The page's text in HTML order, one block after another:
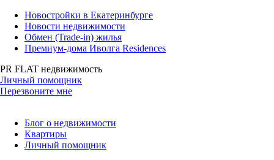
Новостройки в Екатеринбурге
Новости недвижимости
Обмен (Trade-in) жилья
Премиум-дома Иволга Residences
PR FLAT недвижимость
Личный помощник
Перезвоните мне
Блог о недвижимости
Квартиры
Личный помощник